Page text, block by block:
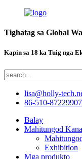
Tighatag sa Global
Kapin sa 18 ka Tuig nga
lisa@holly-
86-510-87229907
Balay
Mahitungod
Exhibition
Mga produkto